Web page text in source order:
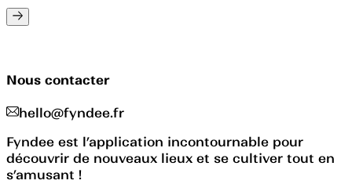
Nous contacter
hello@fyndee.fr
Fyndee est l’application incontournable pour
découvrir de nouveaux lieux et se cultiver tout en
s’amusant !